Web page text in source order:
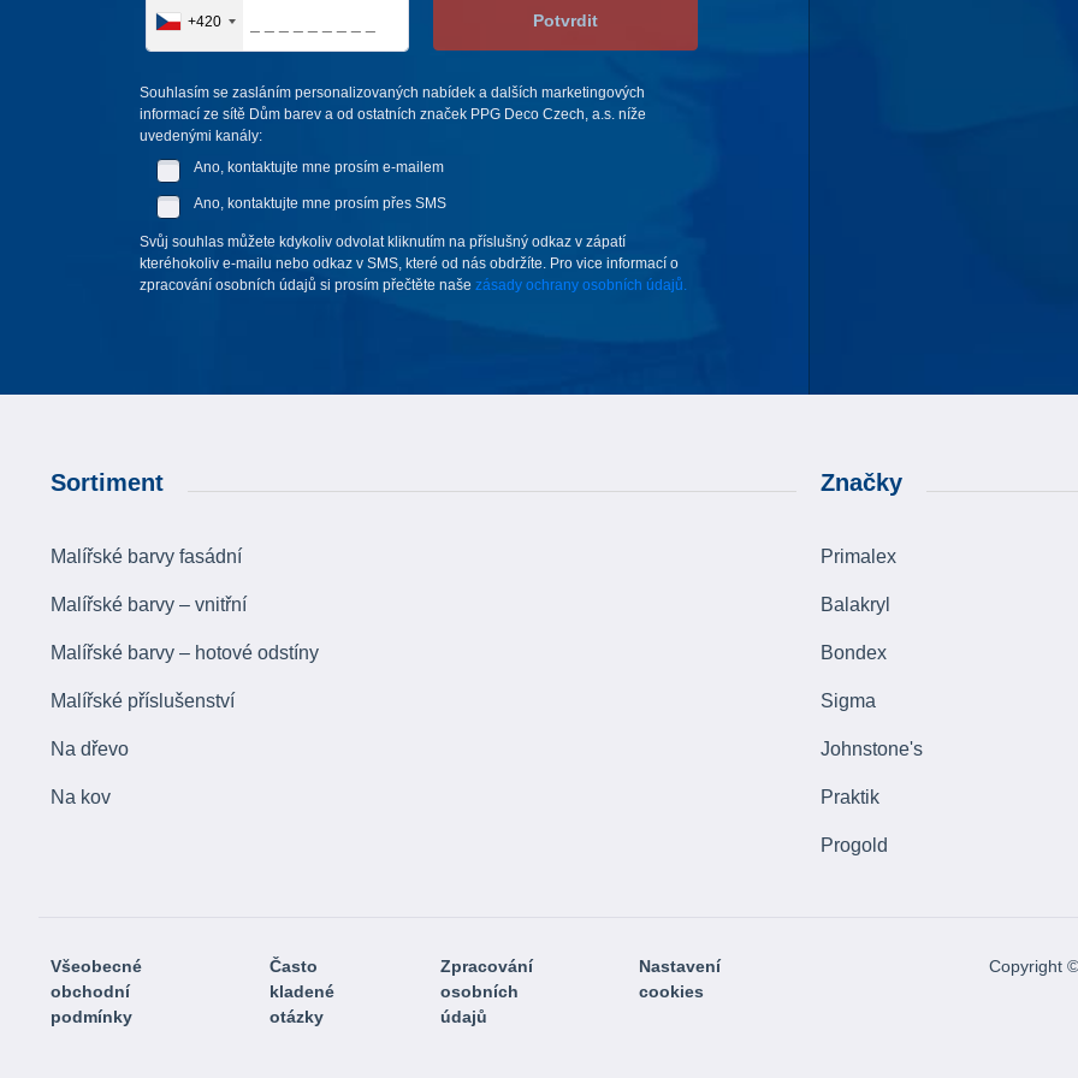
+420 Potvrdit
Souhlasím se zasláním personalizovaných nabídek a dalších marketingových
informací ze sítě Dům barev a od ostatních značek PPG Deco Czech, a.s. níže
uvedenými kanály:
Ano, kontaktujte mne prosím e-mailem
Ano, kontaktujte mne prosím přes SMS
Svůj souhlas můžete kdykoliv odvolat kliknutím na příslušný odkaz v zápatí
kteréhokoliv e-mailu nebo odkaz v SMS, které od nás obdržíte. Pro vice informací o
zpracování osobních údajů si prosím přečtěte naše zásady ochrany osobních údajů.
Sortiment
Malířské barvy fasádní
Malířské barvy – vnitřní
Malířské barvy – hotové odstíny
Malířské příslušenství
Na dřevo
Na kov
Značky
Primalex
Balakryl
Bondex
Sigma
Johnstone's
Praktik
Progold
Všeobecné
obchodní
podmínky
Často
kladené
otázky
Zpracování
osobních
údajů
Nastavení
cookies
Copyright